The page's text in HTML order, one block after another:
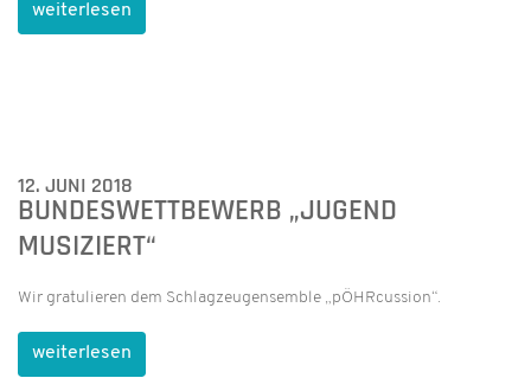
weiterlesen
12. JUNI 2018
BUNDESWETTBEWERB „JUGEND
MUSIZIERT“
Wir gratulieren dem Schlagzeugensemble „pÖHRcussion“.
weiterlesen